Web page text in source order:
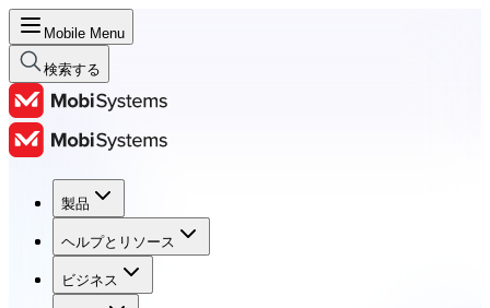
Mobile Menu
検索する
製品
ヘルプとリソース
ビジネス
製品
ヘルプとリソース
ビジネス